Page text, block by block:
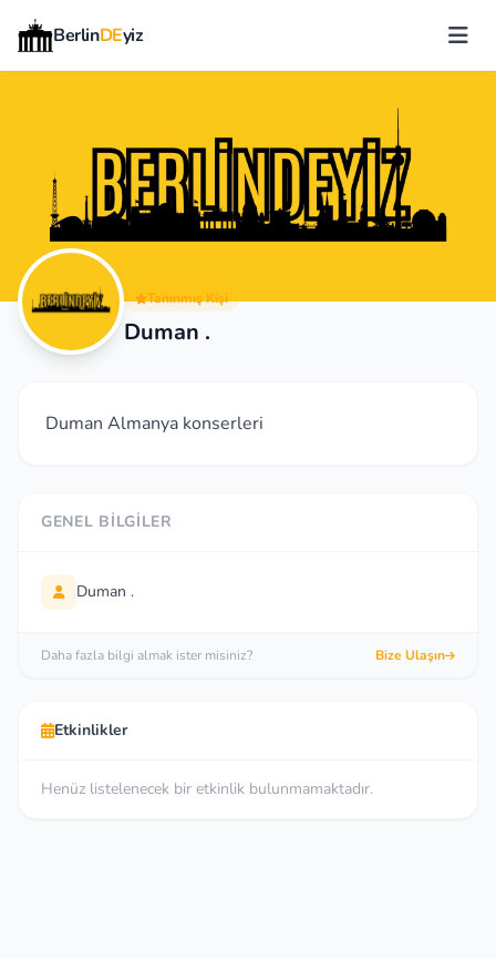
BerlinDEyiz
Tanınmış Kişi
Duman .
Duman Almanya konserleri
GENEL BILGILER
Duman .
Daha fazla bilgi almak ister misiniz? Bize Ulaşın
Etkinlikler
Henüz listelenecek bir etkinlik bulunmamaktadır.